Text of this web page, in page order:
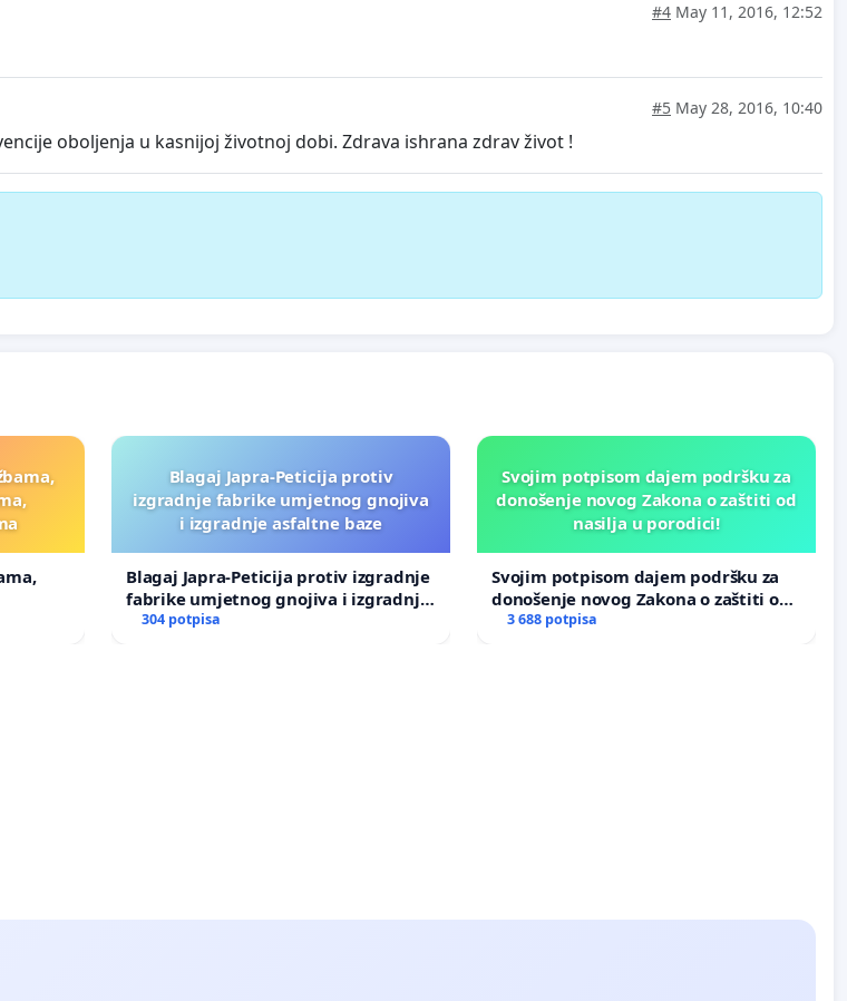
#4 May 11, 2016, 12:52
#5 May 28, 2016, 10:40
oboljenja u kasnijoj životnoj dobi. Zdrava ishrana zdrav život !
Blagaj Japra-Peticija protiv
izgradnje fabrike umjetnog gnojiva
i izgradnje asfaltne baze
Blagaj Japra-Peticija protiv izgradnje
fabrike umjetnog gnojiva i izgradnje
asfaltne baze
304 potpisa
Svojim potpisom dajem podršku za
donošenje novog Zakona o zaštiti od
nasilja u porodici!
Svojim potpisom dajem podršku za
donošenje novog Zakona o zaštiti od
nasilja u porodici!
3 688 potpisa